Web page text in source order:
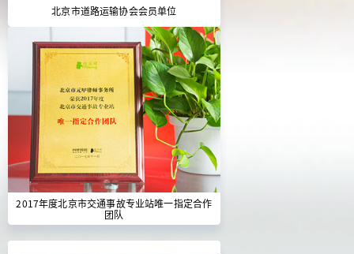
北京市道路运输协会会员单位
2017年度北京市交通事故专业站唯一指定合作
团队